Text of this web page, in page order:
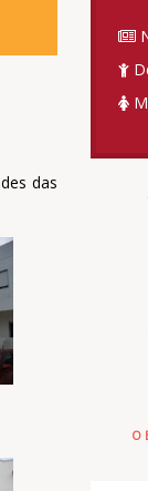
das
O